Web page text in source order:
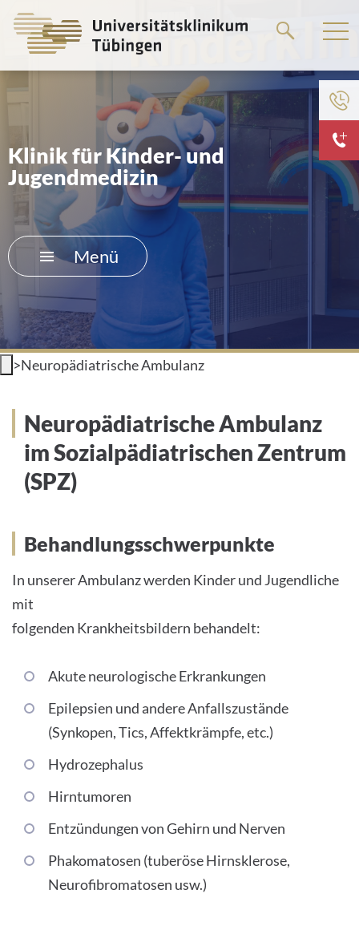
zum
Klinik für Kinder- und
Jugendmedizin
Menü
>Neuropädiatrische Ambulanz
Neuropädiatrische Ambulanz
im Sozialpädiatrischen Zentrum
(SPZ)
Behandlungsschwerpunkte
In unserer Ambulanz werden Kinder und Jugendliche
mit
folgenden Krankheitsbildern behandelt:
Akute neurologische Erkrankungen
Epilepsien und andere Anfallszustände
(Synkopen, Tics, Affektkrämpfe, etc.)
Hydrozephalus
Hirntumoren
Entzündungen von Gehirn und Nerven
Phakomatosen (tuberöse Hirnsklerose,
Neurofibromatosen usw.)